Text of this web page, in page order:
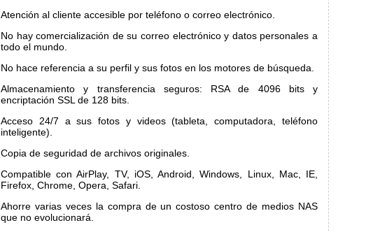
Atención al cliente accesible por teléfono o correo electrónico.
No hay comercialización de su correo electrónico y datos personales a
todo el mundo.
No hace referencia a su perfil y sus fotos en los motores de búsqueda.
Almacenamiento y transferencia seguros: RSA de 4096 bits y
encriptación SSL de 128 bits.
Acceso 24/7 a sus fotos y videos (tableta, computadora, teléfono
inteligente).
Copia de seguridad de archivos originales.
Compatible con AirPlay, TV, iOS, Android, Windows, Linux, Mac, IE,
Firefox, Chrome, Opera, Safari.
Ahorre varias veces la compra de un costoso centro de medios NAS
que no evolucionará.